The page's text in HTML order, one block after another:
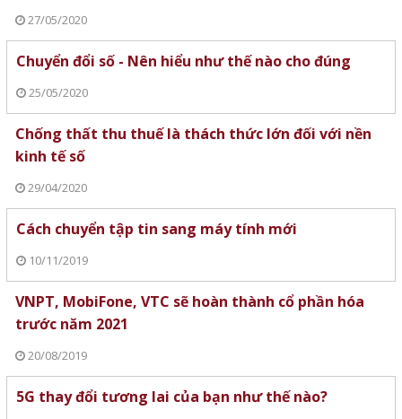
27/05/2020
Chuyển đổi số - Nên hiểu như thế nào cho đúng
25/05/2020
Chống thất thu thuế là thách thức lớn đối với nền
kinh tế số
29/04/2020
Cách chuyển tập tin sang máy tính mới
10/11/2019
VNPT, MobiFone, VTC sẽ hoàn thành cổ phần hóa
trước năm 2021
20/08/2019
5G thay đổi tương lai của bạn như thế nào?